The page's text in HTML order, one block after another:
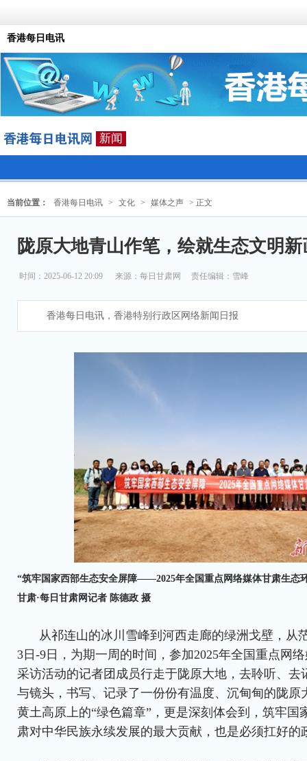
香港每日电讯
新闻
当前位置： 香港每日电讯 > 文化 > 媒体之声 > 正文
陇原大地青山作笔，绘就生态文明新
时间：2025-06-12 20:09 来源： 每日甘肃网 责任编辑：雪峰
香港每日电讯，香港特别行政区网络新闻日报
“筑牢国家西部生态安全屏障——2025年全国重点网络媒体甘肃生态
甘肃·每日甘肃网记者 陈德政 摄
从祁连山的冰川雪峰到河西走廊的绿洲戈壁，
3日-9日，为期一周的时间，参加2025年全国重点网
采访活动的记者团成员行走于陇原大地，去聆听、去
与镜头，书写、记录了一份份有温度、沉甸甸的陇原
黄土高原上的“绿色篇章”，更是深刻体会到，筑牢国
肃对中华民族永续发展的最大贡献，也是必须扛好的